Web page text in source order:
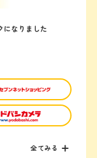
になりました
全てみる